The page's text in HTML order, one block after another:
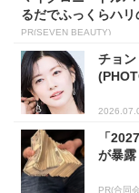
るだでふっくらハリ
元...
PR(SEVEN BEAUTY)
チョン
「
が暴露
PR(合同